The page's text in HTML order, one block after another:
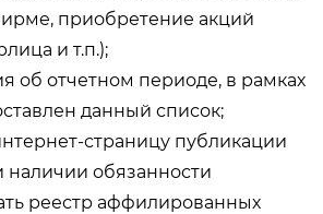
приобретение акций
и т.п.);
об отчетном периоде, в рамках
данный список;
страницу публикации
наличии обязанности
реестр аффилированных